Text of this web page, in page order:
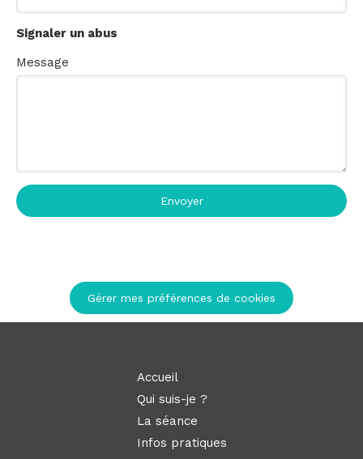
Signaler un abus
Message
Envoyer
Gérer mes préférences de cookies
Accueil
Qui suis-je ?
La séance
Infos pratiques